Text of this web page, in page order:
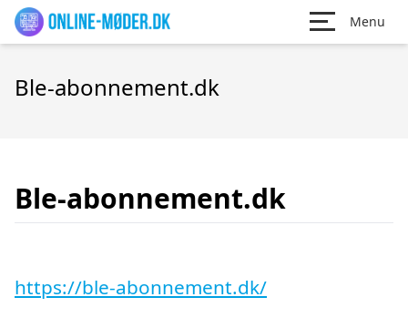
Menu
Ble-abonnement.dk
Ble-abonnement.dk
https://ble-abonnement.dk/